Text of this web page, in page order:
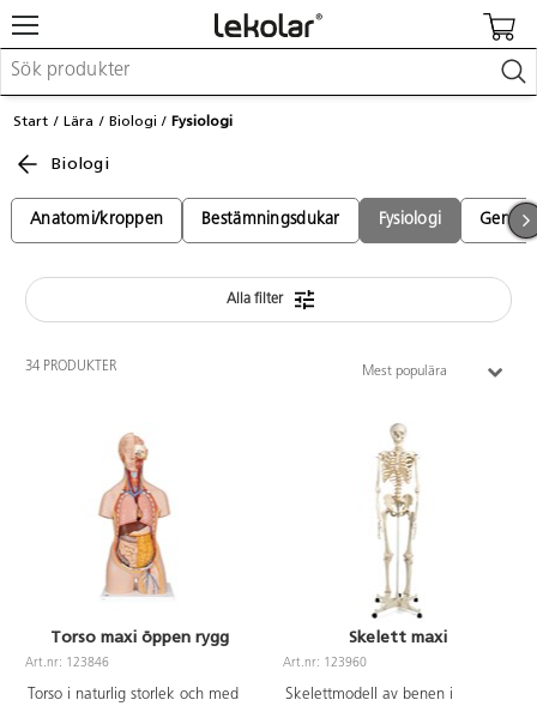
Möbler & inredning
Skapa
Lära
Barnvagnar & småbarnsartiklar
Kontakta Lekolar
Start Lära Biologi Fysiologi
Biologi
Anatomi/kroppen Bestämningsdukar Fysiologi
Alla filter
34 PRODUKTER Mest populära
Torso maxi öppen rygg
Art.nr: 123846
Torso i naturlig storlek och med
Skelett maxi
Art.nr: 123960
Skelettmodell av benen i